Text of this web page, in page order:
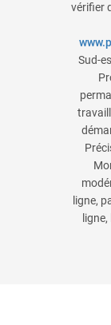
vérifier
Sud-
ligne,